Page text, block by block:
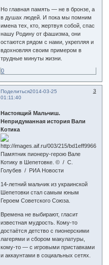
Но главная память — не в бронзе, а
в душах людей. И пока мы помним
имена тех, кто, жертвуя собой, спас
нашу Родину от фашизма, они
остаются рядом с нами, укрепляя и
вдохновляя своим примером в
трудные минуты жизни.
0
Поделиться 3
2014-03-25
01:11:40
Настоящий Мальчиш.
Непридуманная история Вали
Котика
Памятник пионеру-герою Вале
Котику в Шепетовке. © / С.
Голубев / РИА Новости
14-летний мальчик из украинской
Шепетовки стал самым юным
Героем Советского Союза.
Времена не выбирают, гласит
известная мудрость. Кому-то
достаётся детство с пионерскими
лагерями и сбором макулатуры,
кому-то — с игровыми приставками
и аккаунтами в социальных сетях.